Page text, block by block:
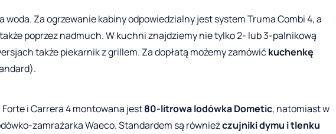
Za ogrzewanie kabiny odpowiedzialny jest system Truma Combi 4, a
poprzez nadmuch. W kuchni znajdziemy nie tylko 2- lub 3-palnikową
także piekarnik z grillem. Za dopłatą możemy zamówićkuchenkę
i Carrera 4 montowana jest80-litrowa lodówka Dometic, natomiast w
zamrażarka Waeco. Standardem są równieżczujniki dymu i tlenku